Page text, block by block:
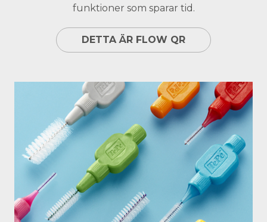
funktioner som sparar tid.
DETTA ÄR FLOW QR